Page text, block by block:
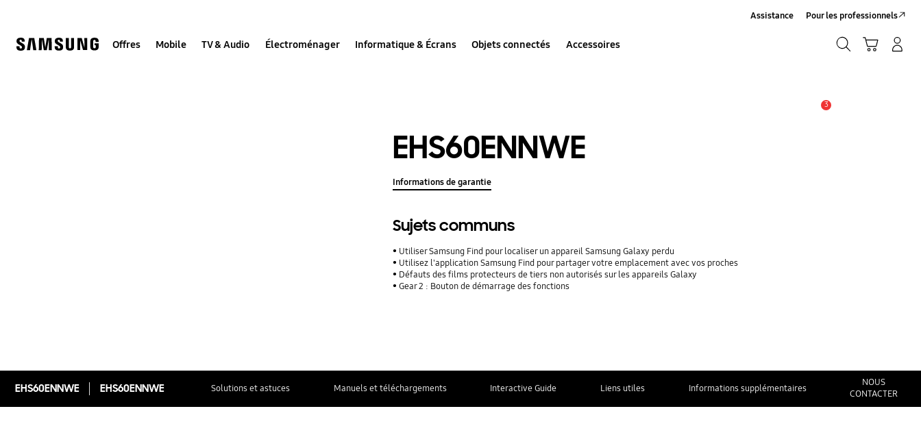
Offres Mobile TV & Audio Électroménager Informatique & Écrans Objets connectés Accessoires
Assistance Pour les professionnels
3
EHS60ENNWE
Informations de garantie
Sujets communs
Utiliser Samsung Find pour localiser un appareil Samsung Galaxy perdu
Utilisez l'application Samsung Find pour partager votre emplacement avec vos proches
Défauts des films protecteurs de tiers non autorisés sur les appareils Galaxy
Gear 2 : Bouton de démarrage des fonctions
EHS60ENNWE EHS60ENNWE Solutions et astuces Manuels et téléchargements Interactive Guide Liens utiles Informations supplémentaires
NOUS
CONTACTER